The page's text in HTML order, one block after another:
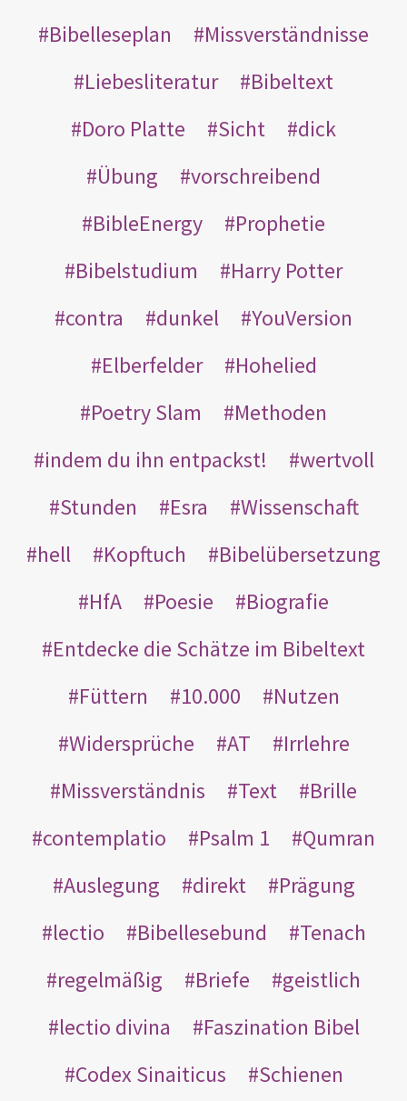
Bibelleseplan
Missverständnisse
Liebesliteratur
Bibeltext
Doro Platte
Sicht
dick
Übung
vorschreibend
BibleEnergy
Prophetie
Bibelstudium
Harry Potter
contra
dunkel
YouVersion
Elberfelder
Hohelied
Poetry Slam
Methoden
indem du ihn entpackst!
wertvoll
Stunden
Esra
Wissenschaft
hell
Kopftuch
Bibelübersetzung
HfA
Poesie
Biografie
Entdecke die Schätze im Bibeltext
Füttern
10.000
Nutzen
Widersprüche
AT
Irrlehre
Missverständnis
Text
Brille
contemplatio
Psalm 1
Qumran
Auslegung
direkt
Prägung
lectio
Bibellesebund
Tenach
regelmäßig
Briefe
geistlich
lectio divina
Faszination Bibel
Codex Sinaiticus
Schienen